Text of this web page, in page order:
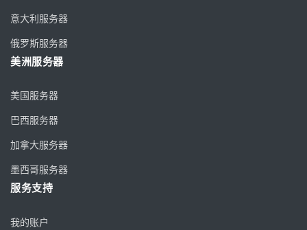
意大利服务器
俄罗斯服务器
美洲服务器
美国服务器
巴西服务器
加拿大服务器
墨西哥服务器
服务支持
我的账户